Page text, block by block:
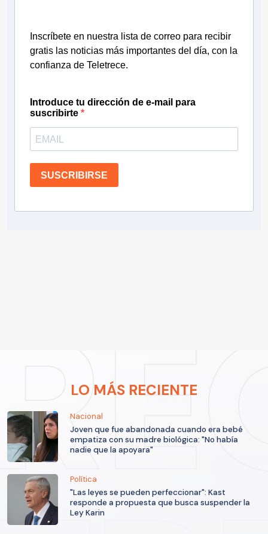
Inscríbete en nuestra lista de correo para recibir
gratis las noticias más importantes del día, con la
confianza de Teletrece.
Introduce tu dirección de e-mail para
suscribirte
SUSCRIBIRSE
LO MÁS RECIENTE
Nacional
Joven que fue abandonada cuando era bebé
empatiza con su madre biológica: "No había
nadie que la apoyara"
Política
"Las leyes se pueden perfeccionar": Kast
responde a propuesta que busca suspender la
Ley Karin